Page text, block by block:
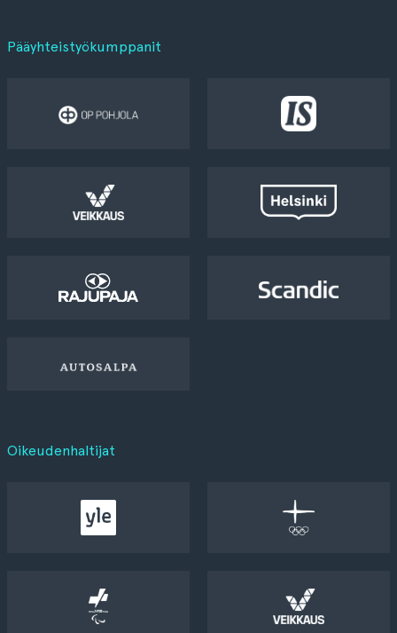
Pääyhteistyökumppanit
Oikeudenhaltijat